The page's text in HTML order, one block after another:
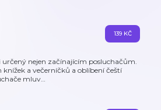
nejen začínajícím posluchačům.
a večerníčků a oblíbení čeští
mluv…
139 KČ